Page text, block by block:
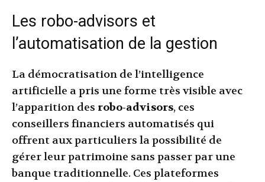
Les robo-advisors et
l’automatisation de la gestion
La démocratisation de l’intelligence
artificielle a pris une forme très visible avec
l’apparition des robo-advisors, ces
conseillers financiers automatisés qui
offrent aux particuliers la possibilité de
gérer leur patrimoine sans passer par une
banque traditionnelle. Ces plateformes